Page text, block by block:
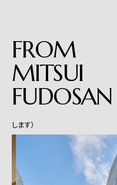
FROM
MITSUI
FUDOSAN
します）